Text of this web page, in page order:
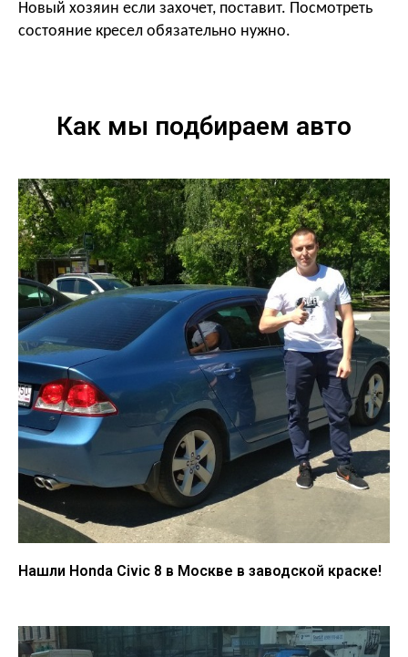
Новый хозяин если захочет, поставит. Посмотреть
состояние кресел обязательно нужно.
Как мы подбираем авто
Нашли Honda Civic 8 в Москве в заводской краске!